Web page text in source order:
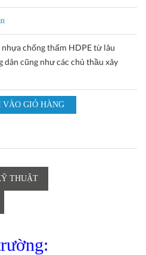
chống thấm HDPE từ lâu
cũng như các chủ thầu xây
THUẬT